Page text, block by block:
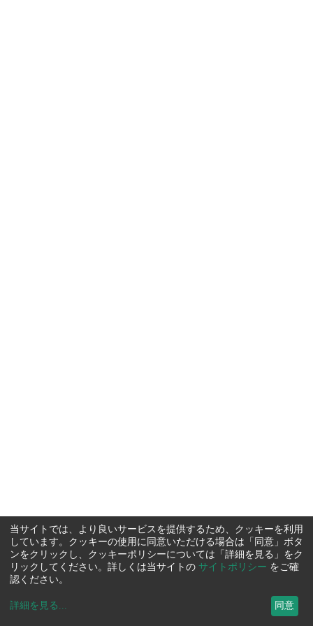
当サイトでは、より良いサービスを提供するため、クッキーを利用
しています。クッキーの使用に同意いただける場合は「同意」ボタ
ンをクリックし、クッキーポリシーについては「詳細を見る」をク
リックしてください。詳しくは当サイトの サイトポリシー をご確
認ください。
詳細を見る ... 同意